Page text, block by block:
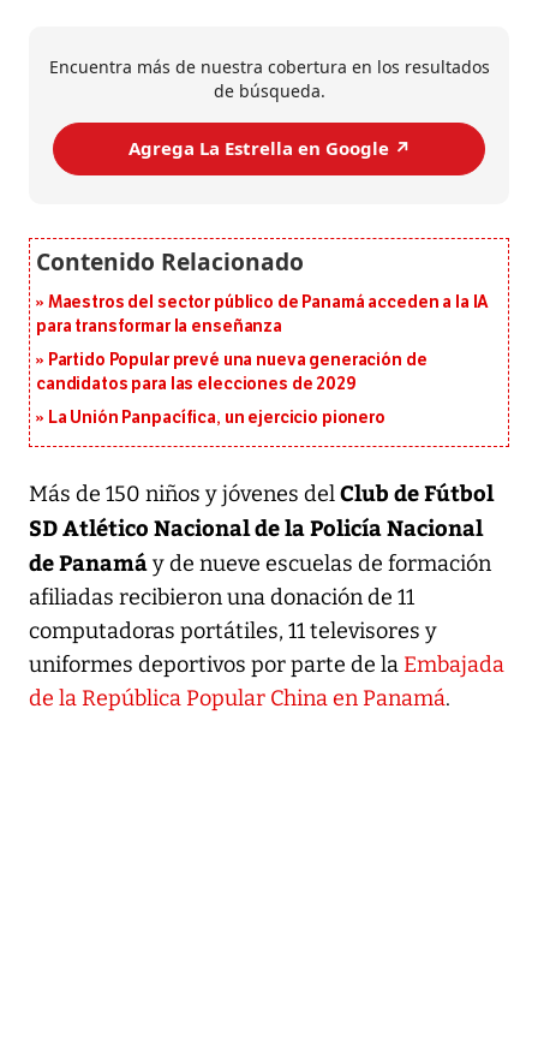
Encuentra más de nuestra cobertura en los resultados
de búsqueda.
Agrega La Estrella en Google ↗️
Maestros del sector público de Panamá acceden a la IA
para transformar la enseñanza
Partido Popular prevé una nueva generación de
candidatos para las elecciones de 2029
La Unión Panpacífica, un ejercicio pionero
Más de 150 niños y jóvenes delClub de Fútbol
SD Atlético Nacional de la Policía Nacional
de Panamáy de nueve escuelas de formación
afiliadas recibieron una donación de 11
computadoras portátiles, 11 televisores y
uniformes deportivos por parte de laEmbajada
de la República Popular China en Panamá.